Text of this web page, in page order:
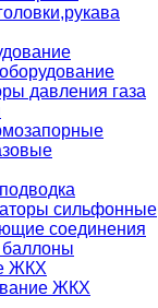
давления газа
сильфонные
соединения
баллоны
ЖКХ
ЖКХ